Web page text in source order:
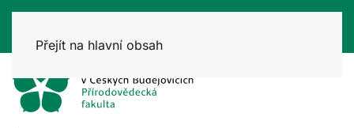
Přejít na hlavní obsah